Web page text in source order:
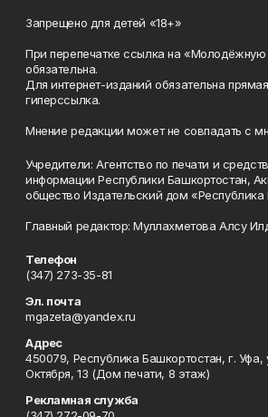
Запрещено для детей «18+»
При перепечатке ссылка на «Молодёжную
обязательна.
Для интернет-изданий обязательна
гиперссылка.
Мнение редакции может не совпадать с
Учредители: Агентство по печати и
информации Республики Башкортостан,
общество Издательский дом «Республика
Главный редактор: Муллахметова Алсу
Телефон
(347) 273-35-81
Эл. почта
mgazeta@yandex.ru
Адрес
450079, Республика Башкортостан, г. Уфа,
Октября, 13 (Дом печати, 8 этаж)
Рекламная служба